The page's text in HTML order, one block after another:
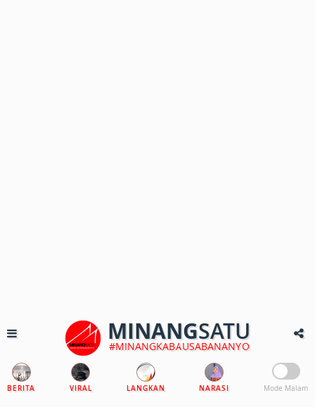
MINANGSATU
#MINANGKABAUSABANANYO
BERITA VIRAL LANGKAN NARASI Mode Malam